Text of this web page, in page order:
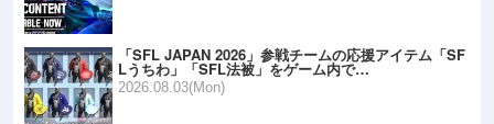
「SFL JAPAN 2026」参戦チームの応援アイテム「SF
Lうちわ」「SFL法被」をゲーム内で…
2026.08.03(Mon)